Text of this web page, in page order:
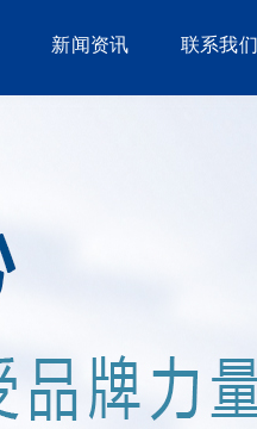
新闻资讯 联系我们